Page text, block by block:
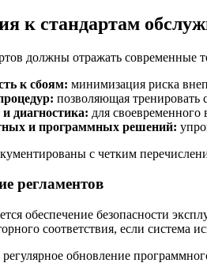
к стандартам
должны отражать
к сбоям: минимизация риска
позволяющая тренировать
диагностика: для
и программных решений:
с четким
регламентов
обеспечение безопасности
соответствия, если
обновление